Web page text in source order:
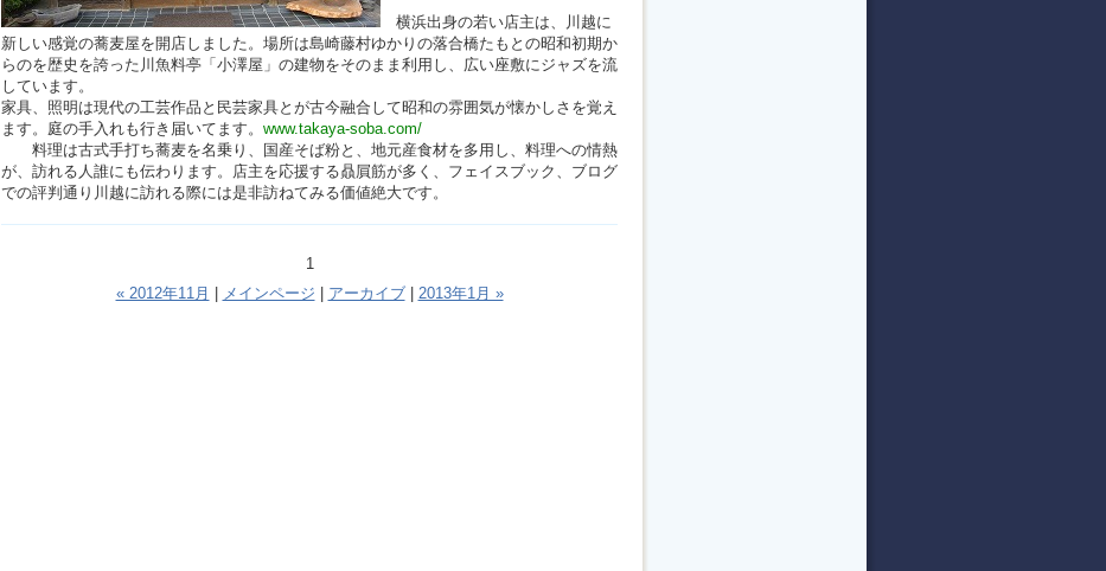
横浜出身の若い店主は、川越に
新しい感覚の蕎麦屋を開店しました。場所は島崎藤村ゆかりの落合橋たもとの昭和初期か
らのを歴史を誇った川魚料亭「小澤屋」の建物をそのまま利用し、広い座敷にジャズを流
しています。
家具、照明は現代の工芸作品と民芸家具とが古今融合して昭和の雰囲気が懐かしさを覚え
ます。庭の手入れも行き届いてます。 www.takaya-soba.com/
料理は古式手打ち蕎麦を名乗り、国産そば粉と、地元産食材を多用し、料理への情熱
が、訪れる人誰にも伝わります。店主を応援する贔屓筋が多く、フェイスブック、ブログ
での評判通り川越に訪れる際には是非訪ねてみる価値絶大です。
1
« 2012年11月
メインページ アーカイブ| 2013年1月 »